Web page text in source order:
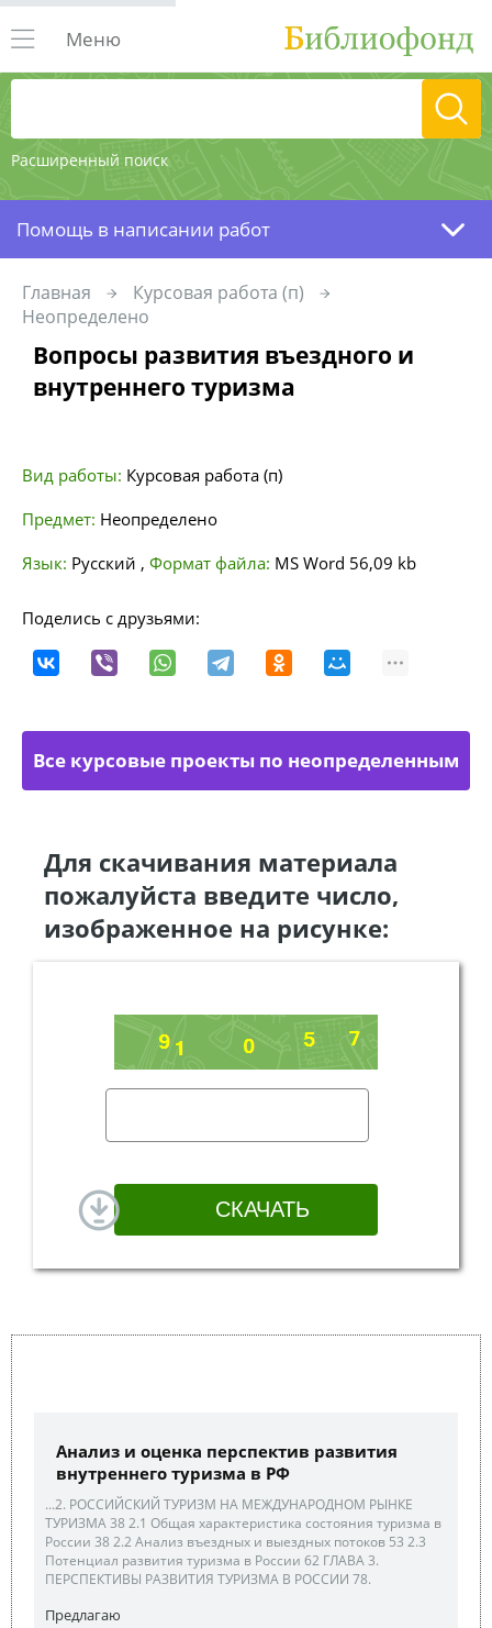
Расширенный поиск
Меню
Помощь в написании работ
Главная
Курсовая работа (п)
Неопределено
Вопросы развития въездного и
внутреннего туризма
Вид работы: Курсовая работа (п)
Предмет: Неопределено
Язык: Русский , Формат файла: MS Word 56,09 kb
Поделись с друзьями:
Все курсовые проекты по неопределенным
Для скачивания материала
пожалуйста введите число,
изображенное на рисунке:
Анализ и оценка перспектив развития
внутреннего туризма в РФ
...2. РОССИЙСКИЙ ТУРИЗМ НА МЕЖДУНАРОДНОМ РЫНКЕ
ТУРИЗМА 38 2.1 Общая характеристика состояния туризма в
России 38 2.2 Анализ въездных и выездных потоков 53 2.3
Потенциал развития туризма в России 62 ГЛАВА 3.
ПЕРСПЕКТИВЫ РАЗВИТИЯ ТУРИЗМА В РОССИИ 78.
Предлагаю